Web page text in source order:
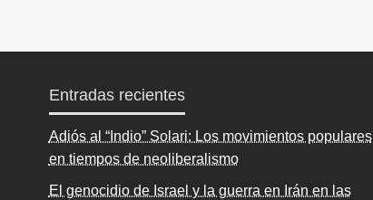
Entradas recientes
Adiós al “Indio” Solari: Los movimientos populares
en tiempos de neoliberalismo
El genocidio de Israel y la guerra en Irán en las